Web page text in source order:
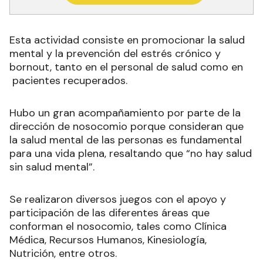
Esta actividad consiste en promocionar la salud
mental y la prevención del estrés crónico y
bornout, tanto en el personal de salud como en
pacientes recuperados.
Hubo un gran acompañamiento por parte de la
dirección de nosocomio porque consideran que
la salud mental de las personas es fundamental
para una vida plena, resaltando que “no hay salud
sin salud mental”.
Se realizaron diversos juegos con el apoyo y
participación de las diferentes áreas que
conforman el nosocomio, tales como Clínica
Médica, Recursos Humanos, Kinesiología,
Nutrición, entre otros.